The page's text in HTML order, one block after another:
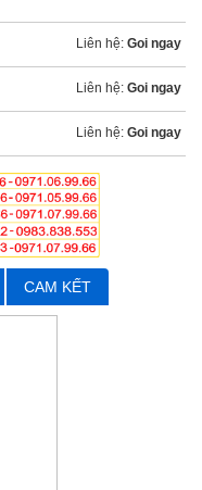
Liên hệ: Goi ngay
Liên hệ: Goi ngay
Liên hệ: Goi ngay
CAM KẾT